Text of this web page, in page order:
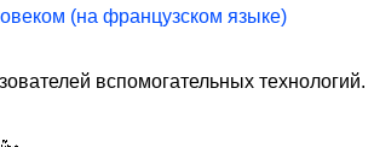
(на французском языке)
вспомогательных технологий.